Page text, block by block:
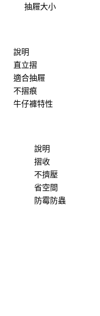
抽屜大小
說明
直立摺
適合抽屜
不摺痕
牛仔褲特性
說明
摺收
不擠壓
省空間
防霉防蟲